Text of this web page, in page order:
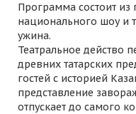
Программа состоит из
национального шоу и
ужина.
Театральное действо
древних татарских
гостей с историей
представление
отпускает до самого